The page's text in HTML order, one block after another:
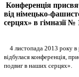
Конференція
від німецько-
серцях» в гімназії
4 листопада 2013 року в
відбулася конференція,
подвиг в наших серцях».